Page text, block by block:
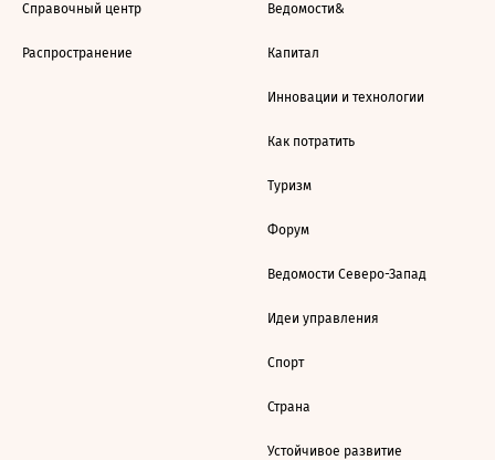
Справочный центр
Распространение
Ведомости&
Капитал
Инновации и технологии
Как потратить
Туризм
Форум
Ведомости Северо-Запад
Идеи управления
Спорт
Страна
Устойчивое развитие